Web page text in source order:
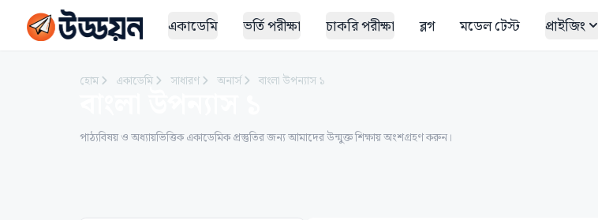
একাডেমি ভর্তি পরীক্ষা চাকরি পরীক্ষা ব্লগ মডেল টেস্ট প্রাইজিং
হোম একাডেমি সাধারণ অনার্স বাংলা উপন্যাস ১
পাঠ্যবিষয় ও অধ্যায়ভিত্তিক একাডেমিক প্রস্তুতির জন্য আমাদের উন্মুক্ত শিক্ষায় অংশগ্রহণ করুন।